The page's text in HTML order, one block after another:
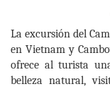
La excursión del
en Vietnam y
ofrece al turista
belleza natural,